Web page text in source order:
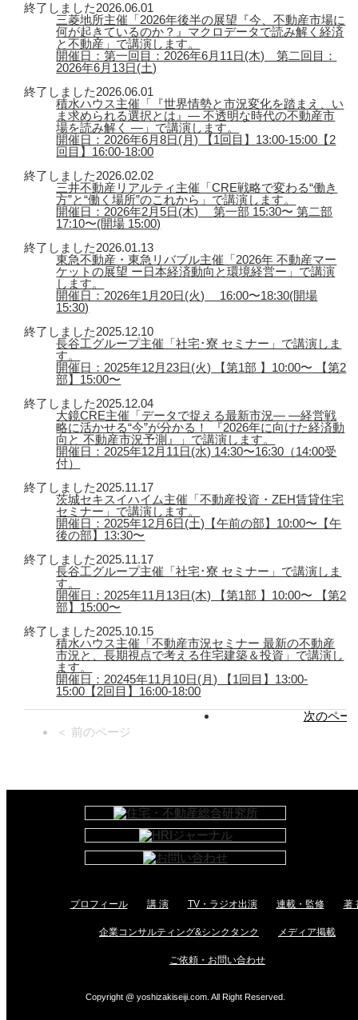
終了しました2026.06.01
三菱地所主催「2026年後半の展望『今、不動産市場に
何が起きているのか？』マクロデータで読み解く経済
と不動産」で講演します。
開催日：第一回目：2026年6月11日(木) 第二回目：
2026年6月13日(土)
終了しました2026.06.01
積水ハウス主催「『世界情勢と市況変化を踏まえ、い
ま求められる選択とは』― 不透明な時代の不動産市
場を読み解く ―」で講演します。
開催日：2026年6月8日(月) 【1回目】13:00-15:00【2
回目】16:00-18:00
終了しました2026.02.02
三井不動産リアルティ主催「CRE戦略で変わる“働き
方”と“働く場所”のこれから」で講演します。
開催日：2026年2月5日(木) 第一部 15:30〜 第二部
17:10〜(開場 15:00)
終了しました2026.01.13
東急不動産・東急リバブル主催「2026年 不動産マー
ケットの展望 ー日本経済動向と環境経営ー」で講演
します。
開催日：2026年1月20日(火) 16:00〜18:30(開場
15:30)
終了しました2025.12.10
長谷工グループ主催「社宅･寮 セミナー」で講演しま
す。
開催日：2025年12月23日(火) 【第1部 】10:00〜 【第2
部】15:00〜
終了しました2025.12.04
大鏡CRE主催「データで捉える最新市況― ―経営戦
略に活かせる“今”が分かる！ 『2026年に向けた経済動
向と 不動産市況予測』」で講演します。
開催日：2025年12月11日(水) 14:30〜16:30（14:00受
付）
終了しました2025.11.17
茨城セキスイハイム主催「不動産投資・ZEH賃貸住宅
セミナー」で講演します。
開催日：2025年12月6日(土)【午前の部】10:00〜【午
後の部】13:30〜
終了しました2025.11.17
長谷工グループ主催「社宅･寮 セミナー」で講演しま
す。
開催日：2025年11月13日(木) 【第1部 】10:00〜 【第2
部】15:00〜
終了しました2025.10.15
積水ハウス主催「不動産市況セミナー 最新の不動産
市況と、長期視点で考える住宅建築＆投資」で講演し
ます。
開催日：20245年11月10日(月) 【1回目】13:00-
15:00【2回目】16:00-18:00
＜ 前のページ
次のペー
プロフィール 講 演 TV・ラジオ出演 連載・監修 著
企業コンサルティング&シンクタンク メディア掲載
ご依頼・お問い合わせ
Copyright @ yoshizakiseiji.com. All Right Reserved.